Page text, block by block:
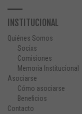
INSTITUCIONAL
Quiénes Somos
Socixs
Comisiones
Memoria Institucional
Asociarse
Cómo asociarse
Beneficios
Contacto